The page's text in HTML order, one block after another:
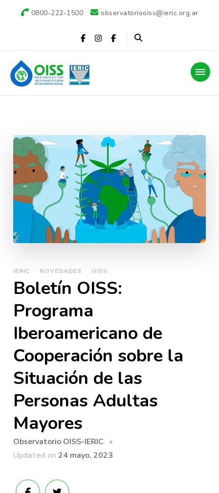
0800-222-1500 observatoriooiss@ieric.org.ar
Observatorio OISS-
IERIC NOVEDADES OISS
Boletí­n OISS:
Programa
Iberoamericano de
Cooperación sobre la
Situación de las
Personas Adultas
Mayores
Observatorio OISS-IERIC
Updated on 24 mayo, 2023